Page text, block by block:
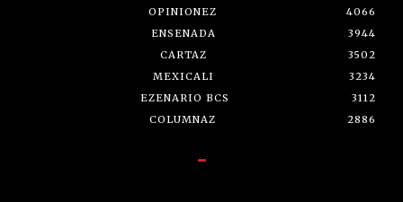
OPINIONEZ
4066
ENSENADA
3944
CARTAZ
3502
MEXICALI
3234
EZENARIO BCS
3112
COLUMNAZ
2886
-